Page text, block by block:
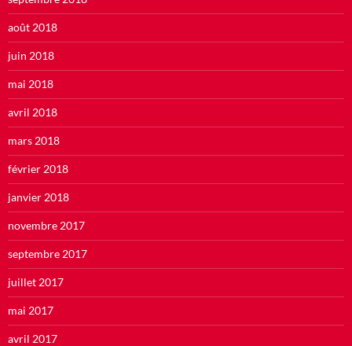
août 2018
juin 2018
mai 2018
avril 2018
mars 2018
février 2018
janvier 2018
novembre 2017
septembre 2017
juillet 2017
mai 2017
avril 2017